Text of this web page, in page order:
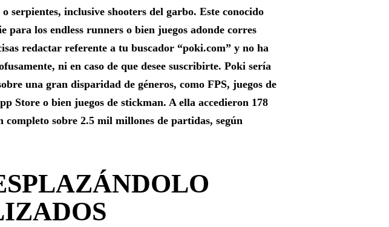
serpientes, inclusive shooters del garbo. Este conocido
para los endless runners o bien juegos adonde corres
redactar referente a tu buscador “poki.com” y no ha
ni en caso de que desee suscribirte. Poki serí­a
una gran disparidad de géneros, como FPS, juegos de
Store o bien juegos de stickman. A ella accedieron 178
completo sobre 2.5 mil millones de partidas, según